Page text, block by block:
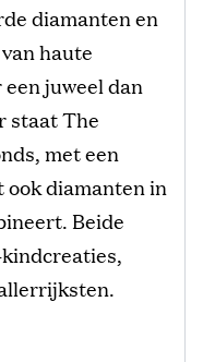
diamanten en
haute
juweel dan
staat The
met een
ook diamanten in
Beide